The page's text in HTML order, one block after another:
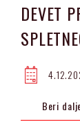
DEVET
Beri